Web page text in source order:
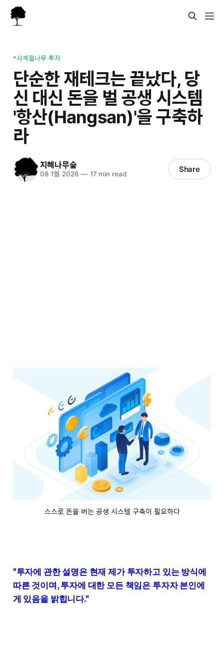
*사계절나무 투자
단순한 재테크는 끝났다, 당
신 대신 돈을 벌 공생 시스템
'항산(Hangsan)'을 구축하
라
지혜나무숲
08 1월 2026 —17 min read Share
스스로 돈을 버는 공생 시스템 구축이 필요하다
"투자에 관한 설명은 현재 제가 투자하고 있는 방식에
따른 것이며, 투자에 대한 모든 책임은 투자자 본인에
게 있음을 밝힙니다."